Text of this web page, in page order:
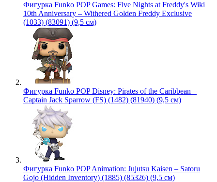
Фигурка Funko POP Games: Five Nights at Freddy's Wiki
10th Anniversary – Withered Golden Freddy Exclusive
(1033) (83091) (9,5 см)
Фигурка Funko POP Disney: Pirates of the Caribbean –
Captain Jack Sparrow (FS) (1482) (81940) (9,5 см)
Фигурка Funko POP Animation: Jujutsu Kaisen – Satoru
Gojo (Hidden Inventory) (1885) (85326) (9,5 см)